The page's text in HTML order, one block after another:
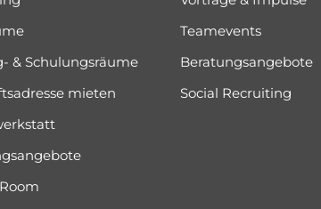
& Schulungsräume
mieten
Teamevents
Beratungsangebote
Social Recruiting